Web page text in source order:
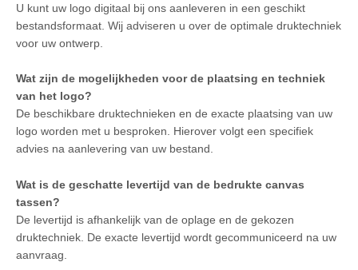
U kunt uw logo digitaal bij ons aanleveren in een geschikt
bestandsformaat. Wij adviseren u over de optimale druktechniek
voor uw ontwerp.
Wat zijn de mogelijkheden voor de plaatsing en techniek
van het logo?
De beschikbare druktechnieken en de exacte plaatsing van uw
logo worden met u besproken. Hierover volgt een specifiek
advies na aanlevering van uw bestand.
Wat is de geschatte levertijd van de bedrukte canvas
tassen?
De levertijd is afhankelijk van de oplage en de gekozen
druktechniek. De exacte levertijd wordt gecommuniceerd na uw
aanvraag.